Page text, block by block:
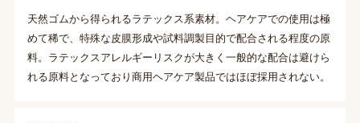
天然ゴムから得られるラテックス系素材。ヘアケアでの使用は極
めて稀で、特殊な皮膜形成や試料調製目的で配合される程度の原
料。ラテックスアレルギーリスクが大きく一般的な配合は避けら
れる原料となっており商用ヘアケア製品ではほぼ採用されない。